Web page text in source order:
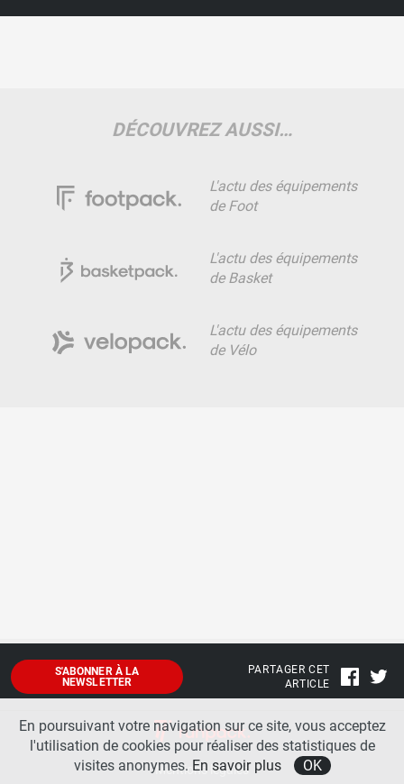
DÉCOUVREZ AUSSI…
L'actu des équipements
de Foot
L'actu des équipements
de Basket
L'actu des équipements
de Vélo
S'ABONNER À LA
NEWSLETTER
PARTAGER CET
ARTICLE
Mentions légales
En poursuivant votre navigation sur ce site, vous acceptez
l'utilisation de cookies pour réaliser des statistiques de
visites anonymes. En savoir plus OK